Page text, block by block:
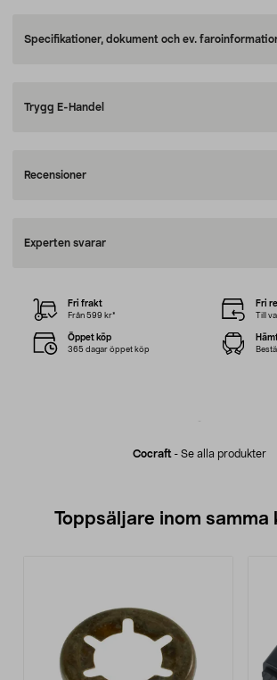
Specifikationer, dokument och ev.
Trygg E-Handel
Recensioner
Experten svarar
Cocraft - Se alla produkter
Fri frakt
Från 599 kr*
Fri
Till
Öppet köp
365 dagar öppet köp
Toppsäljare inom samma